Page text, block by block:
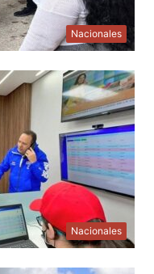
Nacionales
Nacionales